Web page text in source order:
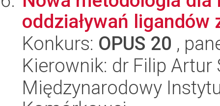
oddziaływań ligandów
Konkurs: OPUS 20 ,
Kierownik: dr Filip Artur
Międzynarodowy